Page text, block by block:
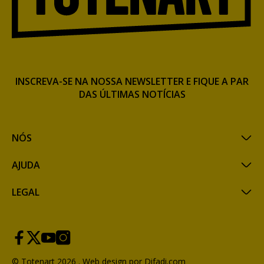
NÓS
AJUDA
LEGAL
INSCREVA-SE NA NOSSA NEWSLETTER E FIQUE A PAR
DAS ÚLTIMAS NOTÍCIAS
© Totenart 2026 . Web design por Difadi.com